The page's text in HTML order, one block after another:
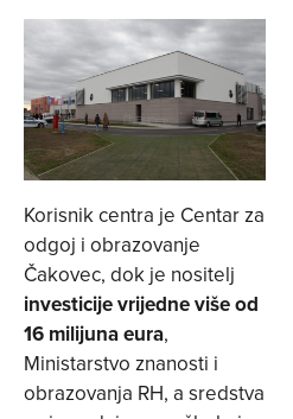
Korisnik centra je Centar za
odgoj i obrazovanje
Čakovec, dok je nositelj
investicije vrijedne više od
16 milijuna eura,
Ministarstvo znanosti i
obrazovanja RH, a sredstva